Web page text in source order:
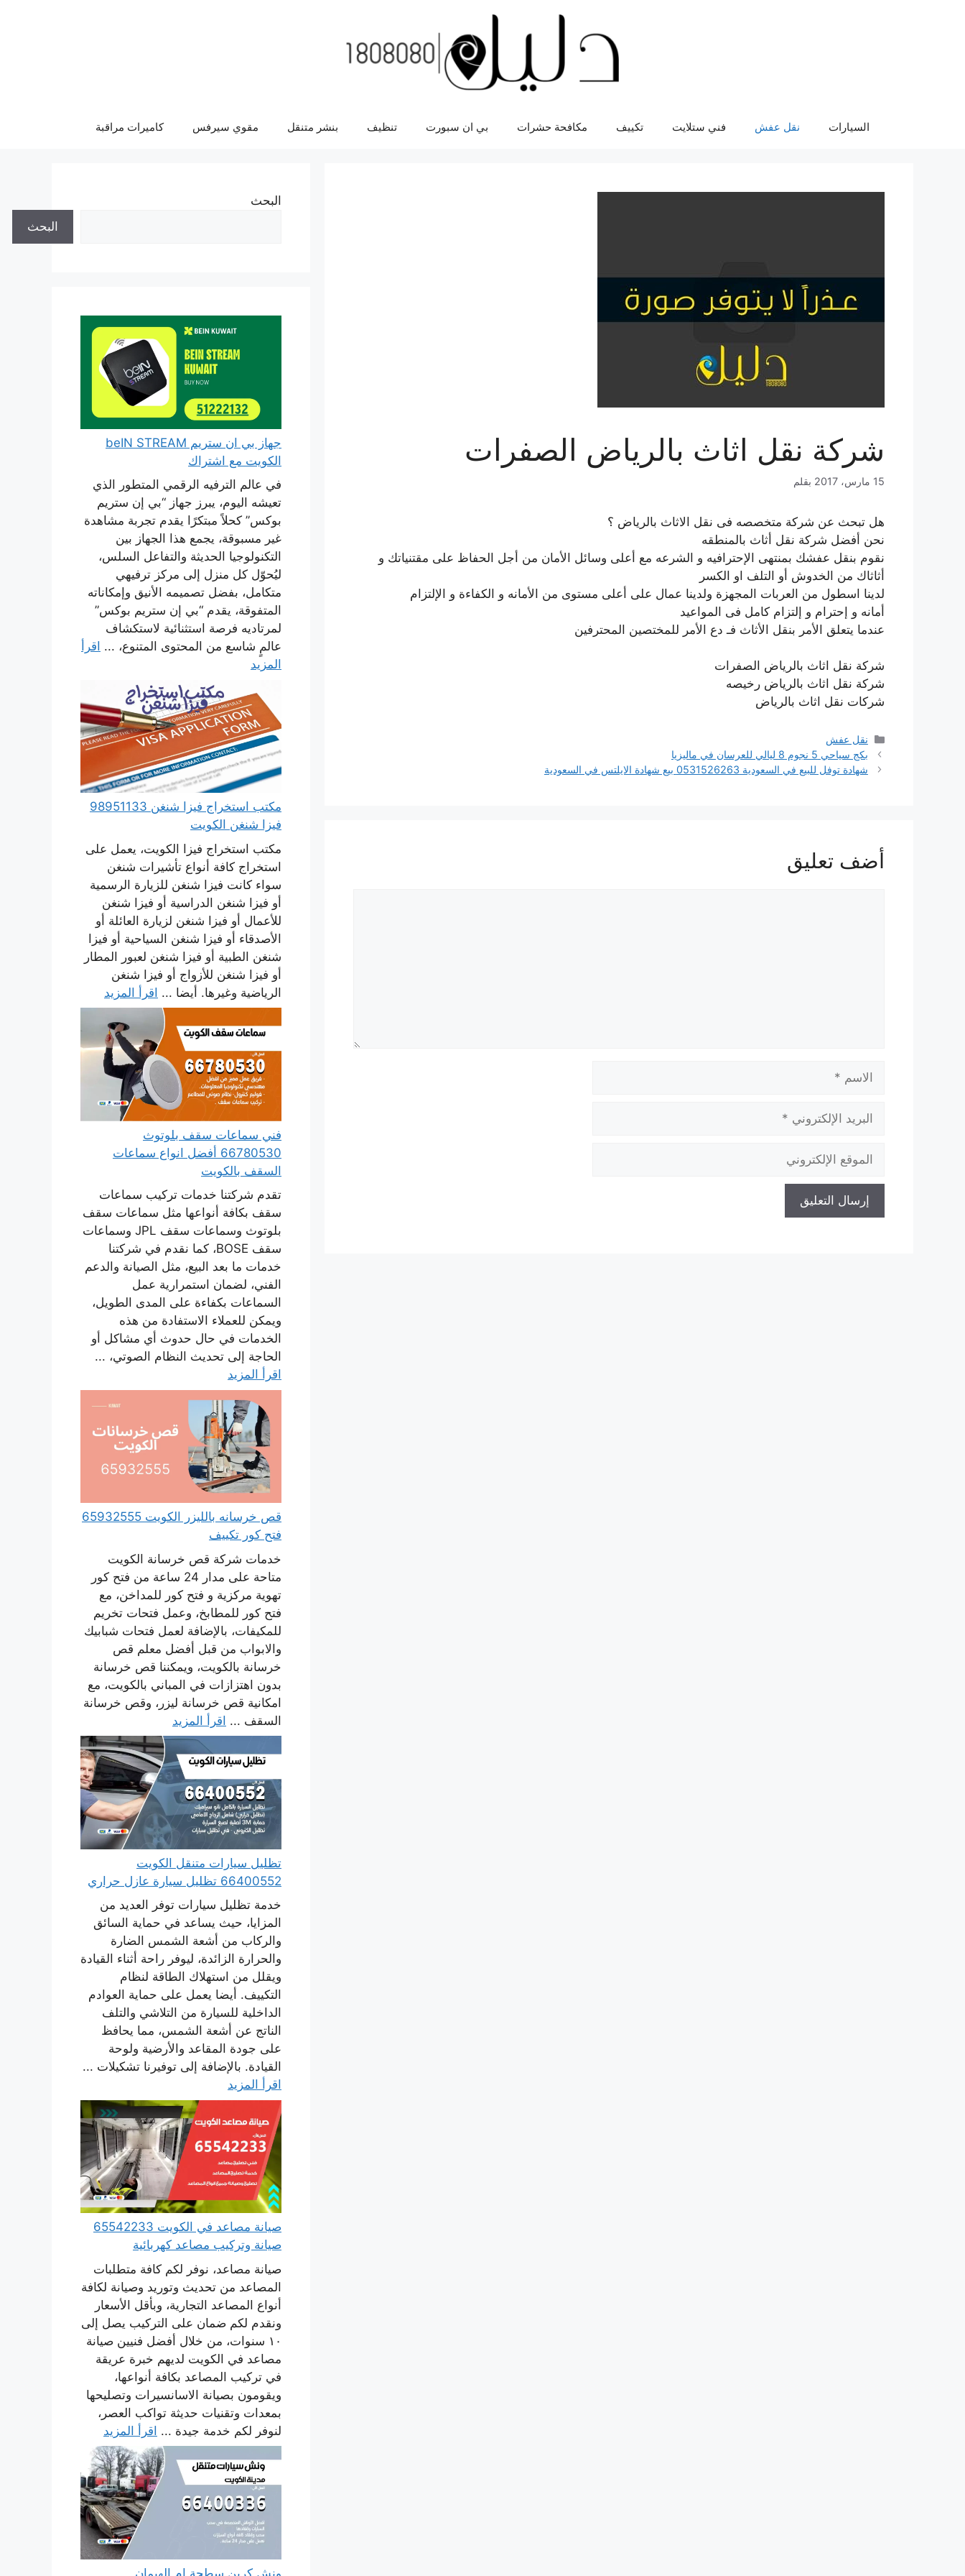
السيارات نقل عفش فني ستلايت تكييف مكافحة حشرات بي ان سبورت تنظيف بنشر متنقل مقوي سيرفس كاميرات مراقبة
شركة نقل اثاث بالرياض الصفرات
15 مارس، 2017 بقلم
هل تبحث عن شركة متخصصه فى نقل الاثاث بالرياض ؟
نحن أفضل شركة نقل أثاث بالمنطقه
نقوم بنقل عفشك بمنتهى الإحترافيه و الشرعه مع أعلى وسائل الأمان من أجل الحفاظ على مقتنياتك و
أثاثاك من الخدوش أو التلف او الكسر
لدينا اسطول من العربات المجهزة ولدينا عمال على أعلى مستوى من الأمانه و الكفاءة و الإلتزام
أمانه و إحترام و إلتزام كامل فى المواعيد
عندما يتعلق الأمر بنقل الأثاث فـ دع الأمر للمختصين المحترفين
شركة نقل اثاث بالرياض الصفرات
شركة نقل اثاث بالرياض رخيصه
شركات نقل اثاث بالرياض
التصنيفات
نقل عفش
بكج سياحي 5 نجوم 8 ليالي للعرسان في ماليزيا
شهادة توفل للبيع في السعودية 0531526263 بيع شهادة الايلتس في السعودية
أضف تعليق
الإلكتروني
الإلكتروني
البحث
البحث
جهاز بي ان ستريم beIN STREAM
الكويت مع اشتراك
في عالم الترفيه الرقمي المتطور الذي
تعيشه اليوم، يبرز جهاز “بي إن ستريم
بوكس” كحلاً مبتكرًا يقدم تجربة مشاهدة
غير مسبوقة، يجمع هذا الجهاز بين
التكنولوجيا الحديثة والتفاعل السلس،
ليُحوّل كل منزل إلى مركز ترفيهي
متكامل، بفضل تصميمه الأنيق وإمكاناته
المتفوقة، يقدم “بي إن ستريم بوكس”
لمرتاديه فرصة استثنائية لاستكشاف
عالمٍ شاسع من المحتوى المتنوع، ... اقرأ
المزيد
مكتب استخراج فيزا شنغن 98951133
فيزا شنغن الكويت
مكتب استخراج فيزا الكويت، يعمل على
استخراج كافة أنواع تأشيرات شنغن
سواء كانت فيزا شنغن للزيارة الرسمية
أو فيزا شنغن الدراسية أو فيزا شنغن
للأعمال أو فيزا شنغن لزيارة العائلة أو
الأصدقاء أو فيزا شنغن السياحية أو فيزا
شنغن الطبية أو فيزا شنغن لعبور المطار
أو فيزا شنغن للأزواج أو فيزا شنغن
الرياضية وغيرها. أيضا ... اقرأ المزيد
فني سماعات سقف بلوتوث
66780530 أفضل انواع سماعات
السقف بالكويت
تقدم شركتنا خدمات تركيب سماعات
سقف بكافة أنواعها مثل سماعات سقف
بلوتوث وسماعات سقف JPL وسماعات
سقف BOSE، كما نقدم في شركتنا
خدمات ما بعد البيع، مثل الصيانة والدعم
الفني، لضمان استمرارية عمل
السماعات بكفاءة على المدى الطويل،
ويمكن للعملاء الاستفادة من هذه
الخدمات في حال حدوث أي مشاكل أو
الحاجة إلى تحديث النظام الصوتي، ...
اقرأ المزيد
قص خرسانه بالليزر الكويت 65932555
فتح كور تكييف
خدمات شركة قص خرسانة الكويت
متاحة على مدار 24 ساعة من فتح كور
تهوية مركزية و فتح كور للمداخن، مع
فتح كور للمطابخ، وعمل فتحات تخريم
للمكيفات، بالإضافة لعمل فتحات شبابيك
والابواب من قبل أفضل معلم قص
خرسانة بالكويت، ويمكننا قص خرسانة
بدون اهتزازات في المباني بالكويت، مع
امكانية قص خرسانة ليزر، وقص خرسانة
السقف ... اقرأ المزيد
تظليل سيارات متنقل الكويت
66400552 تظليل سيارة عازل حراري
خدمة تظليل سيارات توفر العديد من
المزايا، حيث يساعد في حماية السائق
والركاب من أشعة الشمس الضارة
والحرارة الزائدة، ليوفر راحة أثناء القيادة
ويقلل من استهلاك الطاقة لنظام
التكييف. أيضا يعمل على حماية العوادم
الداخلية للسيارة من التلاشي والتلف
الناتج عن أشعة الشمس، مما يحافظ
على جودة المقاعد والأرضية ولوحة
القيادة. بالإضافة إلى توفيرنا تشكيلات ...
اقرأ المزيد
صيانة مصاعد في الكويت 65542233
صيانة وتركيب مصاعد كهربائية
صيانة مصاعد، نوفر لكم كافة متطلبات
المصاعد من تحديث وتوريد وصيانة لكافة
أنواع المصاعد التجارية، وبأقل الأسعار
ونقدم لكم ضمان على التركيب يصل إلى
١٠ سنوات، من خلال أفضل فنيين صيانة
مصاعد في الكويت لديهم خبرة عريقة
في تركيب المصاعد بكافة أنواعها،
ويقومون بصيانة الاسانسيرات وتصليحها
بمعدات وتقنيات حديثة تواكب العصر،
لنوفر لكم خدمة جيدة ... اقرأ المزيد
ونش كرين سطحة ام الهيمان